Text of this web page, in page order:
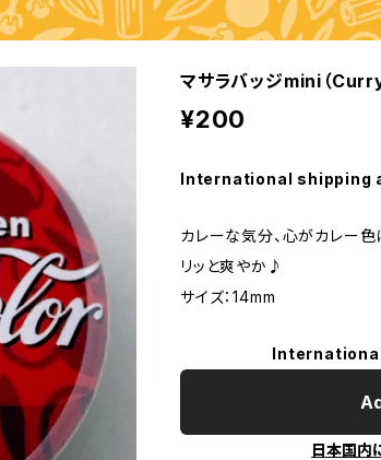
マサラバッジmini（
¥200
International shipping
カレーな気分、心がカレー色
リッと爽やか♪
サイズ：14mm
日本国内